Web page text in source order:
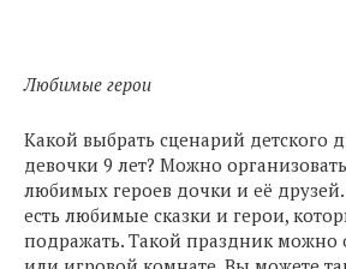
Любимые герои
Какой выбрать сценарий детского
девочки 9 лет? Можно
любимых героев дочки и её друзей.
есть любимые сказки и герои,
подражать. Такой праздник можно